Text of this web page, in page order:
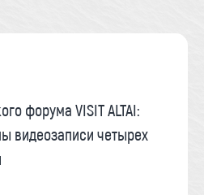
форума VISIT ALTAI:
видеозаписи четырех